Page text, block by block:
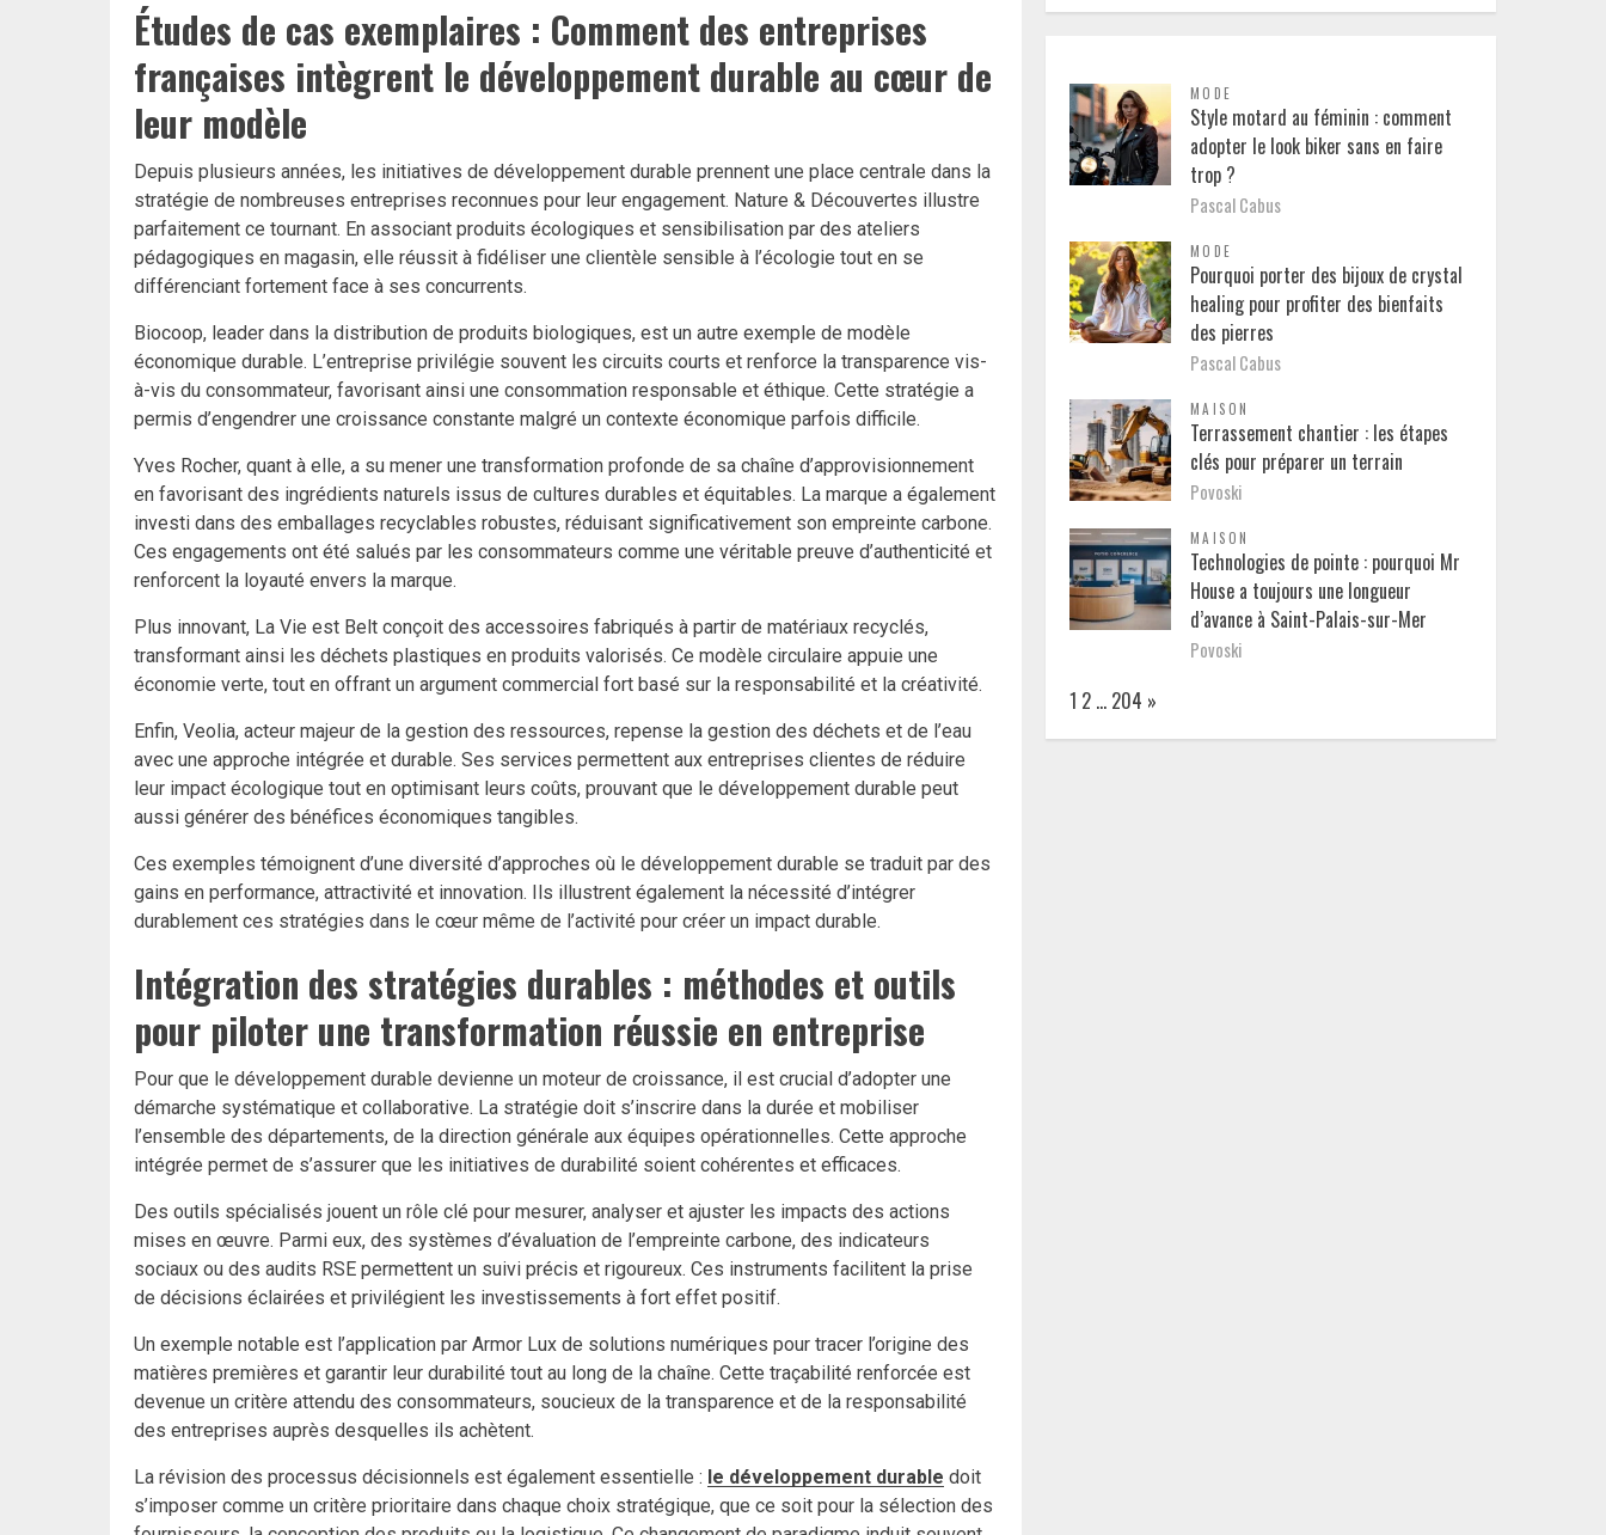
Études de cas exemplaires : Comment des entreprises
françaises intègrent le développement durable au cœur de
leur modèle
Depuis plusieurs années, les initiatives de développement durable prennent une place centrale dans la
stratégie de nombreuses entreprises reconnues pour leur engagement. Nature & Découvertes illustre
parfaitement ce tournant. En associant produits écologiques et sensibilisation par des ateliers
pédagogiques en magasin, elle réussit à fidéliser une clientèle sensible à l’écologie tout en se
différenciant fortement face à ses concurrents.
Biocoop, leader dans la distribution de produits biologiques, est un autre exemple de modèle
économique durable. L’entreprise privilégie souvent les circuits courts et renforce la transparence vis-
à-vis du consommateur, favorisant ainsi une consommation responsable et éthique. Cette stratégie a
permis d’engendrer une croissance constante malgré un contexte économique parfois difficile.
Yves Rocher, quant à elle, a su mener une transformation profonde de sa chaîne d’approvisionnement
en favorisant des ingrédients naturels issus de cultures durables et équitables. La marque a également
investi dans des emballages recyclables robustes, réduisant significativement son empreinte carbone.
Ces engagements ont été salués par les consommateurs comme une véritable preuve d’authenticité et
renforcent la loyauté envers la marque.
Plus innovant, La Vie est Belt conçoit des accessoires fabriqués à partir de matériaux recyclés,
transformant ainsi les déchets plastiques en produits valorisés. Ce modèle circulaire appuie une
économie verte, tout en offrant un argument commercial fort basé sur la responsabilité et la créativité.
Enfin, Veolia, acteur majeur de la gestion des ressources, repense la gestion des déchets et de l’eau
avec une approche intégrée et durable. Ses services permettent aux entreprises clientes de réduire
leur impact écologique tout en optimisant leurs coûts, prouvant que le développement durable peut
aussi générer des bénéfices économiques tangibles.
Ces exemples témoignent d’une diversité d’approches où le développement durable se traduit par des
gains en performance, attractivité et innovation. Ils illustrent également la nécessité d’intégrer
durablement ces stratégies dans le cœur même de l’activité pour créer un impact durable.
Intégration des stratégies durables : méthodes et outils
pour piloter une transformation réussie en entreprise
Pour que le développement durable devienne un moteur de croissance, il est crucial d’adopter une
démarche systématique et collaborative. La stratégie doit s’inscrire dans la durée et mobiliser
l’ensemble des départements, de la direction générale aux équipes opérationnelles. Cette approche
intégrée permet de s’assurer que les initiatives de durabilité soient cohérentes et efficaces.
Des outils spécialisés jouent un rôle clé pour mesurer, analyser et ajuster les impacts des actions
mises en œuvre. Parmi eux, des systèmes d’évaluation de l’empreinte carbone, des indicateurs
sociaux ou des audits RSE permettent un suivi précis et rigoureux. Ces instruments facilitent la prise
de décisions éclairées et privilégient les investissements à fort effet positif.
Un exemple notable est l’application par Armor Lux de solutions numériques pour tracer l’origine des
matières premières et garantir leur durabilité tout au long de la chaîne. Cette traçabilité renforcée est
devenue un critère attendu des consommateurs, soucieux de la transparence et de la responsabilité
des entreprises auprès desquelles ils achètent.
La révision des processus décisionnels est également essentielle : le développement durable doit
s’imposer comme un critère prioritaire dans chaque choix stratégique, que ce soit pour la sélection des
MODE
Style motard au féminin : comment
adopter le look biker sans en faire
trop ?
Pascal Cabus
MODE
Pourquoi porter des bijoux de crystal
healing pour profiter des bienfaits
des pierres
Pascal Cabus
MAISON
Terrassement chantier : les étapes
clés pour préparer un terrain
Povoski
MAISON
Technologies de pointe : pourquoi Mr
House a toujours une longueur
d’avance à Saint-Palais-sur-Mer
Povoski
Page:
1 2 … 204 Next
»